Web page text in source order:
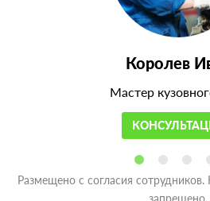
Королев
Мастер
Размещено с согласия